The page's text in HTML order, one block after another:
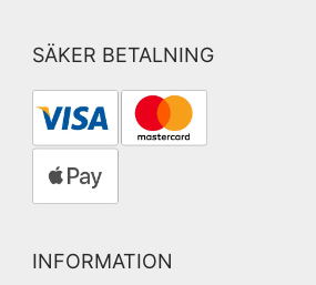
SÄKER BETALNING
INFORMATION